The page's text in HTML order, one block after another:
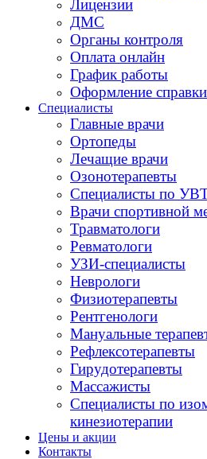
Лицензии
ДМС
Органы контроля
Оплата онлайн
График работы
Оформление
Специалисты
Главные врачи
Ортопеды
Лечащие врачи
Озонотерапевты
Специалисты по
Врачи спортивной
Травматологи
Ревматологи
УЗИ-специалисты
Неврологи
Физиотерапевты
Рентгенологи
Мануальные
Рефлексотерапевты
Гирудотерапевты
Массажисты
Специалисты по
кинезиотерапии
Цены и акции
Контакты